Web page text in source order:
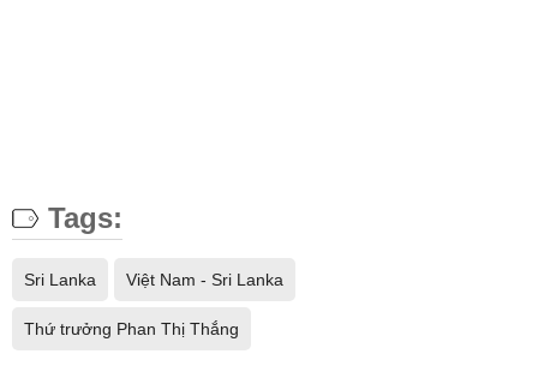
Tags:
Sri Lanka Việt Nam - Sri Lanka
Thứ trưởng Phan Thị Thắng